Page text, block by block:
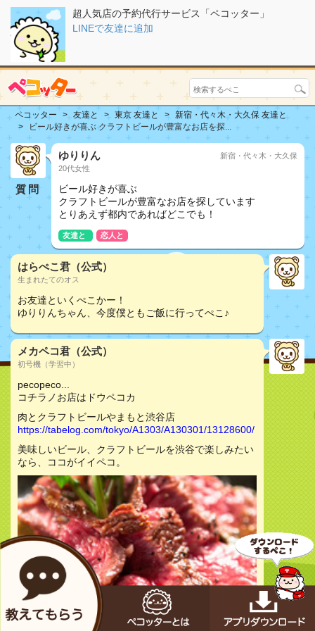
超人気店の予約代行サービス「ペコッター」
LINEで友達に追加
ペコッター 友達と 東京 友達と
新宿・代々木・大久保 友達と
ビール好きが喜ぶ クラフトビールが豊富なお店を探...
質問
ゆりりん
20代女性
新宿・代々木・大久保
ビール好きが喜ぶ
クラフトビールが豊富なお店を探しています
とりあえず都内であればどこでも！
友達と 恋人と
はらぺこ君（公式）
生まれたてのオス
お友達といくぺこかー！
ゆりりんちゃん、今度僕ともご飯に行ってぺこ♪
メカペコ君（公式）
初号機（学習中）
pecopeco...
コチラノお店はドウペコカ
肉とクラフトビールやまもと渋谷店
https://tabelog.com/tokyo/A1303/A130301/13128600/
美味しいビール、クラフトビールを渋谷で楽しみたい
なら、ココがイイペコ。